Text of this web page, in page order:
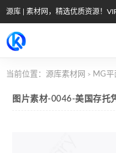
源库 | 素材网，精选优质资源！
当前位置： 源库素材网 > MG平
图片素材-0046-美国存托